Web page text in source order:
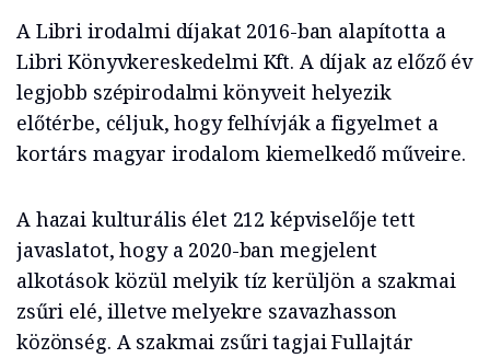
A Libri irodalmi díjakat 2016-ban alapította a
Libri Könyvkereskedelmi Kft. A díjak az előző év
legjobb szépirodalmi könyveit helyezik
előtérbe, céljuk, hogy felhívják a figyelmet a
kortárs magyar irodalom kiemelkedő műveire.
A hazai kulturális élet 212 képviselője tett
javaslatot, hogy a 2020-ban megjelent
alkotások közül melyik tíz kerüljön a szakmai
zsűri elé, illetve melyekre szavazhasson
közönség. A szakmai zsűri tagjai Fullajtár